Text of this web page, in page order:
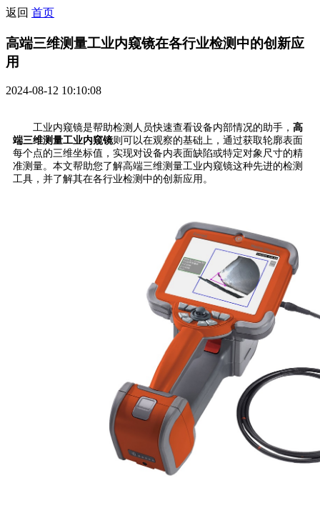
返回 首页
高端三维测量工业内窥镜在各行业检测中的创新应
用
2024-08-12 10:10:08
工业内窥镜是帮助检测人员快速查看设备内部情况的助手， 高
端三维测量工业内窥镜则可以在观察的基础上，通过获取轮廓表面
每个点的三维坐标值，实现对设备内表面缺陷或特定对象尺寸的精
准测量。本文帮助您了解高端三维测量工业内窥镜这种先进的检测
工具，并了解其在各行业检测中的创新应用。